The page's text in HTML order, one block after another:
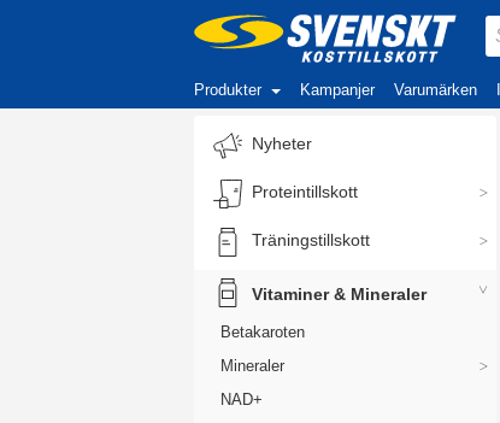
Produkter Kampanjer Varumärken
Nyheter
Proteintillskott
Träningstillskott
Vitaminer & Mineraler
Betakaroten
Mineraler
NAD+